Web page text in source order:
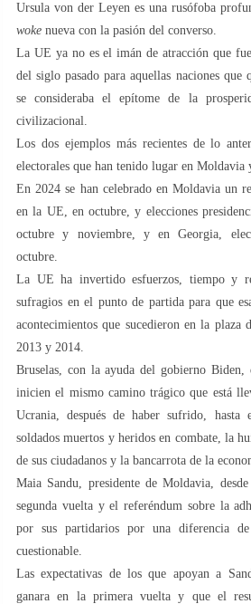
Ursula von der Leyen es una rusófoba
woke nueva con la pasión del converso.
La UE ya no es el imán de atracción que
del siglo pasado para aquellas naciones que
se consideraba el epítome de la
civilizacional.
Los dos ejemplos más recientes de lo
electorales que han tenido lugar en Moldavia
En 2024 se han celebrado en Moldavia un
en la UE, en octubre, y elecciones
octubre y noviembre, y en Georgia,
octubre.
La UE ha invertido esfuerzos, tiempo y
sufragios en el punto de partida para que
acontecimientos que sucedieron en la plaza
2013 y 2014.
Bruselas, con la ayuda del gobierno Biden,
inicien el mismo camino trágico que está
Ucrania, después de haber sufrido,
soldados muertos y heridos en combate, la
de sus ciudadanos y la bancarrota de la
Maia Sandu, presidente de Moldavia,
segunda vuelta y el referéndum sobre la
por sus partidarios por una diferencia
cuestionable.
Las expectativas de los que apoyan a
ganara en la primera vuelta y que el